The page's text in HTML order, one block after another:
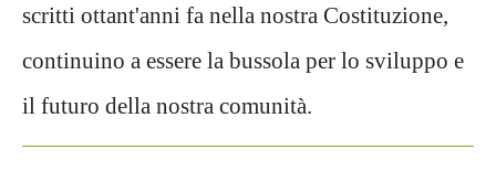
scritti ottant'anni fa nella nostra Costituzione,
continuino a essere la bussola per lo sviluppo e
il futuro della nostra comunità.